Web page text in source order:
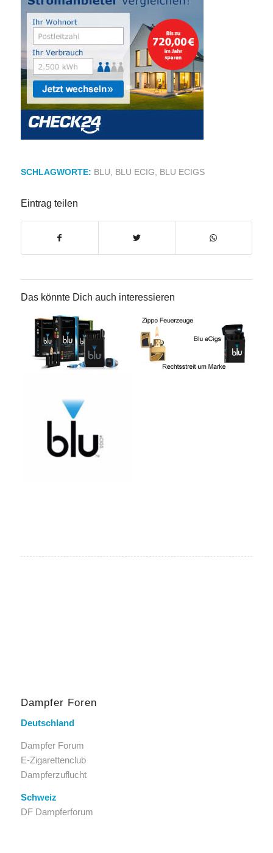
SCHLAGWORTE: BLU, BLU ECIG, BLU ECIGS
Eintrag teilen
Das könnte Dich auch interessieren
Dampfer Foren
Deutschland
Dampfer Forum
E-Zigarettenclub
Dampferzuflucht
Schweiz
DF Dampferforum